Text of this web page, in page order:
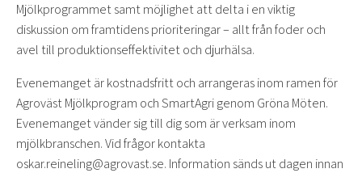
Mjölkprogrammet samt möjlighet att delta i en viktig
diskussion om framtidens prioriteringar – allt från foder och
avel till produktionseffektivitet och djurhälsa.
Evenemanget är kostnadsfritt och arrangeras inom ramen för
Agroväst Mjölkprogram och SmartAgri genom Gröna Möten.
Evenemanget vänder sig till dig som är verksam inom
mjölkbranschen. Vid frågor kontakta
oskar.reineling@agrovast.se. Information sänds ut dagen innan